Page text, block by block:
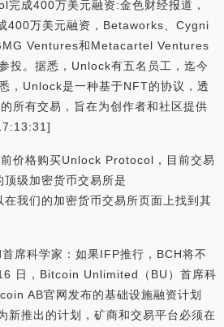
成400万美元融资:金色财经报道，
400万美元融资，Betaworks、Cygni
Ventures和Metacartel Ventures
投。据悉，Unlock有五名员工，迄今
，Unlock是一种基于NFT的协议，透
所有交易，旨在为创作者和社区提供
价格购买Unlock Protocol，目前交易
级加密货币交易所是
我们的加密货币交易所页面上找到其
席科学家：如果IFP推行，BCH将不
日，Bitcoin Unlimited（BU）首席科
AB官网发布的基础设施融资计划
新推出的计划，矿商和交易平台必须在